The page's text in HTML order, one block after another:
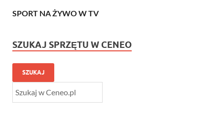
SPORT NA ŻYWO W TV
SZUKAJ SPRZĘTU W CENEO
SZUKAJ